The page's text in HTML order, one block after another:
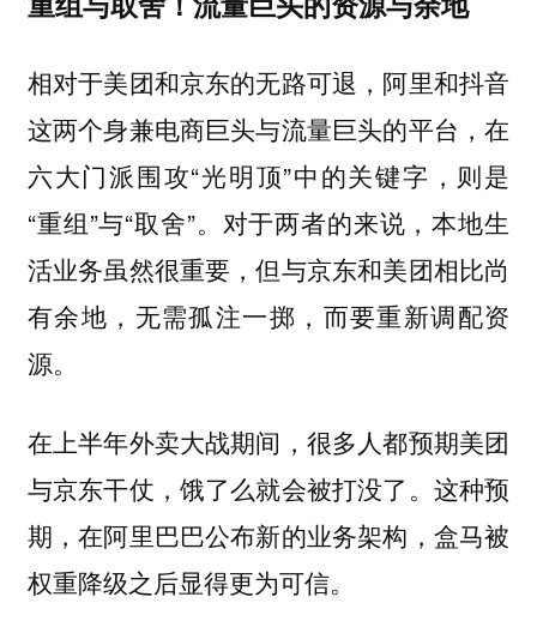
相对于美团和京东的无路可退，阿里和抖音
这两个身兼电商巨头与流量巨头的平台，在
六大门派围攻“光明顶”中的关键字，则是
“重组”与“取舍”。对于两者的来说，本地生
活业务虽然很重要，但与京东和美团相比尚
有余地，无需孤注一掷，而要重新调配资
源。
在上半年外卖大战期间，很多人都预期美团
与京东干仗，饿了么就会被打没了。这种预
期，在阿里巴巴公布新的业务架构，盒马被
权重降级之后显得更为可信。